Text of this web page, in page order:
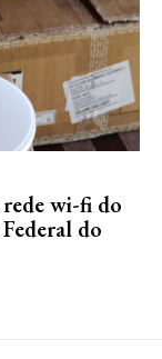
wi-fi do
do